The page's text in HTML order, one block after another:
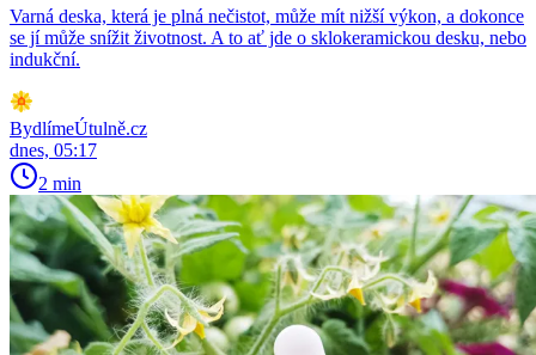
Varná deska, která je plná nečistot, může mít nižší výkon, a dokonce
se jí může snížit životnost. A to ať jde o sklokeramickou desku, nebo
indukční.
BydlímeÚtulně.cz
dnes, 05:17
2 min